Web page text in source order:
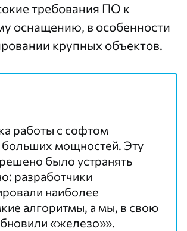
требования ПО к
оснащению, в особенности
крупных объектов.
работы с софтом
больших мощностей. Эту
было устранять
разработчики
наиболее
алгоритмы, а мы, в свою
«железо»».